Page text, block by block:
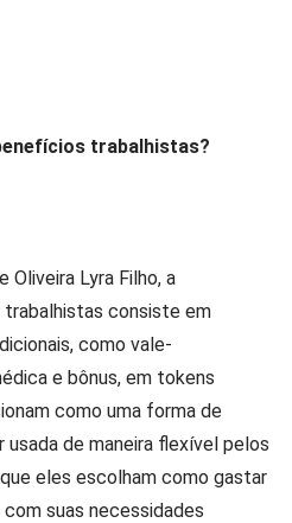
trabalhistas?
Oliveira Lyra Filho, a
consiste em
como vale-
e bônus, em tokens
como uma forma de
de maneira flexível pelos
eles escolham como gastar
suas necessidades